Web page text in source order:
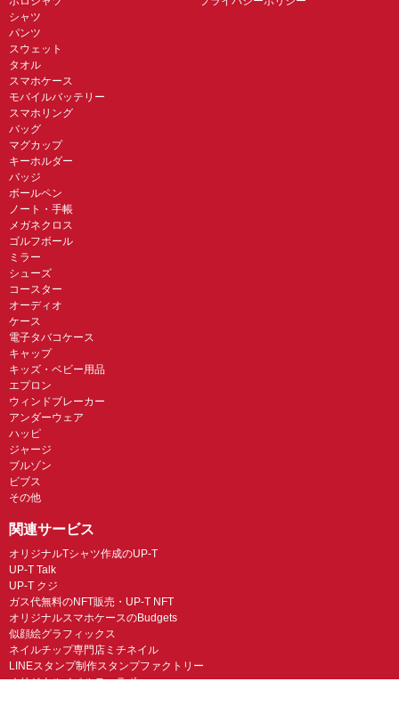
シャツ
パンツ
スウェット
タオル
スマホケース
モバイルバッテリー
スマホリング
バッグ
マグカップ
キーホルダー
バッジ
ボールペン
ノート・手帳
メガネクロス
ゴルフボール
ミラー
シューズ
コースター
オーディオ
ケース
電子タバコケース
キャップ
キッズ・ベビー用品
エプロン
ウィンドブレーカー
アンダーウェア
ハッピ
ジャージ
ブルゾン
ビブス
その他
関連サービス
オリジナルTシャツ作成のUP-T
UP-T Talk
UP-T クジ
ガス代無料のNFT販売・UP-T NFT
オリジナルスマホケースのBudgets
似顔絵グラフィックス
ネイルチップ専門店ミチネイル
LINEスタンプ制作スタンプファクトリー
オリジナルノベルティラボ